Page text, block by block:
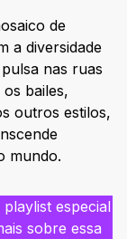
de
a diversidade
nas ruas
bailes,
outros estilos,
mundo.
especial
sobre essa